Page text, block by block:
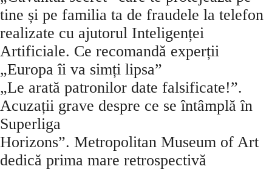
tine și pe familia ta de fraudele la telefon
realizate cu ajutorul Inteligenței
Artificiale. Ce recomandă experții
„Europa îi va simți lipsa”
„Le arată patronilor date falsificate!”.
Acuzații grave despre ce se întâmplă în
Superliga
Horizons”. Metropolitan Museum of Art
dedică prima mare retrospectivă